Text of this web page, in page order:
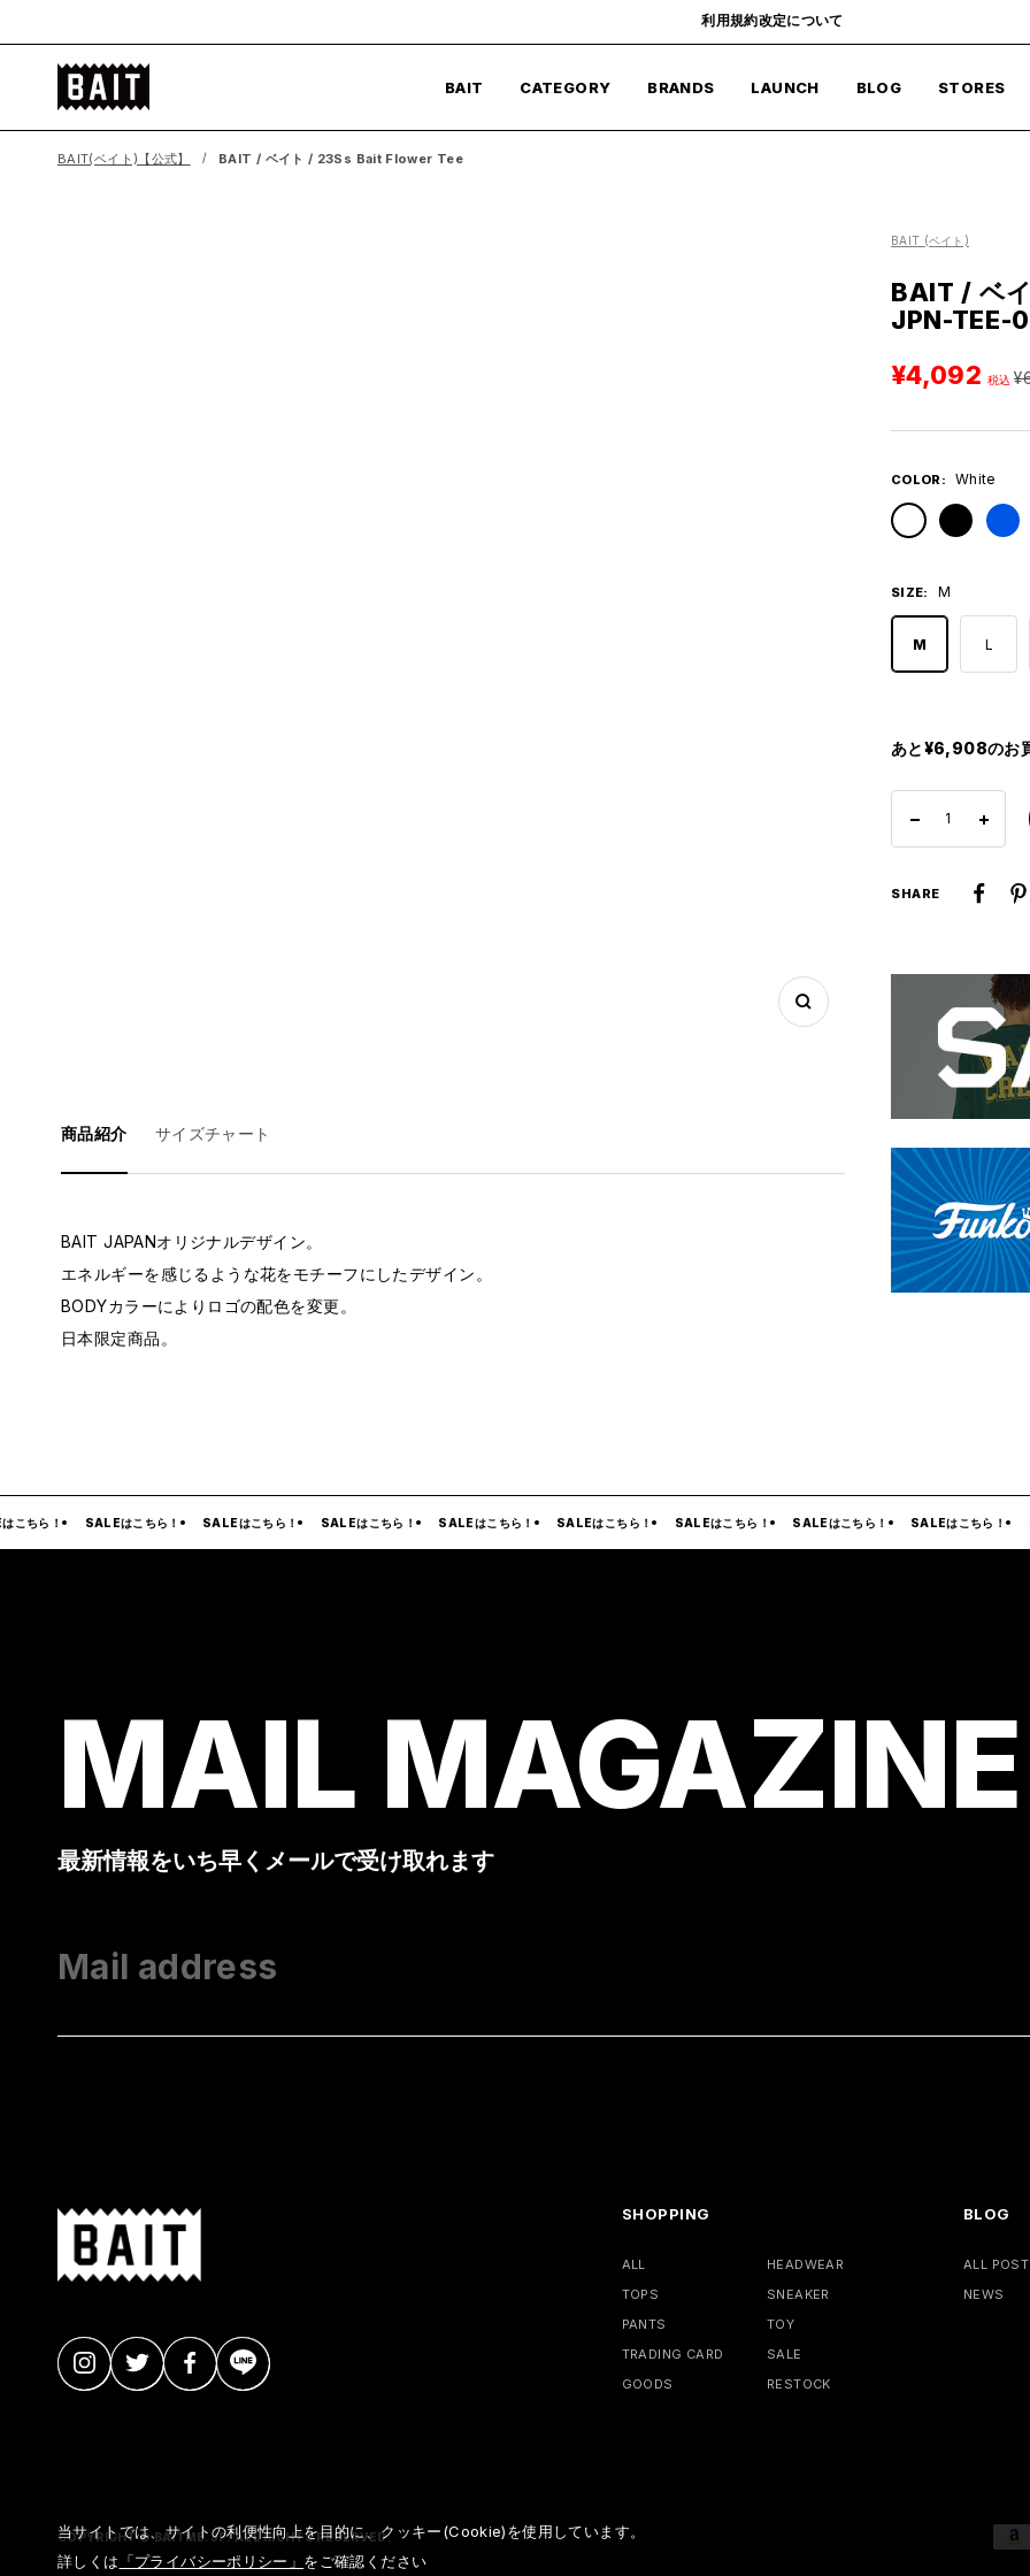
ン
利用規約改定について
BAIT CATEGORY BRANDS LAUNCH BLOG STORES
BAIT
公
BAIT(ベイト)【公式】 BAIT / ベイト / 23Ss Bait Flower Tee
ズ
BAIT (ベイト)
BAIT / ベ
JPN-TEE-
セ
ル
価
格
¥4,092
通
SIZE: M
M L
COLOR: White
White Black Blue
あと¥6,908のお
を
を
す
SHARE
商品紹介 サイズチャート
BAIT JAPANオリジナルデザイン。
エネルギーを感じるような花をモチーフにしたデザイン。
BODYカラーによりロゴの配色を変更。
日本限定商品。
ちら！ SALEはこちら！ SALEはこちら！ SALEはこちら！ SALEはこちら！ SALEはこちら！ SALEはこちら！ SALEはこちら！ SALEはこちら！
MAIL MAGAZINE
最新情報をいち早くメールで受け取れます
Mail address
SHOPPING
ALL
HEADWEAR
TOPS
SNEAKER
PANTS
TOY
TRADING CARD
SALE
GOODS
RESTOCK
BLOG
ALL POST
NEWS
COPYRIGHT © BAITME.JP. ALL RIGHTS RESERVED.
当サイトでは、サイトの利便性向上を目的に、クッキー(Cookie)を使用しています。
詳しくは 「プライバシーポリシー」 をご確認ください